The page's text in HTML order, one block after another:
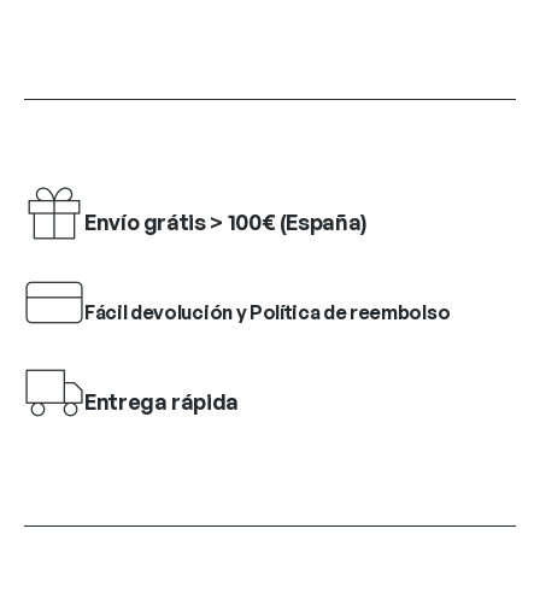
Envío grátis > 100€ (España)
Fácil devolución y Política de reembolso
Entrega rápida